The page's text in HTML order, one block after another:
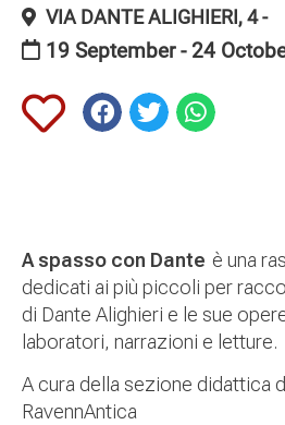
VIA DANTE ALIGHIERI, 4 -
19 September - 24
A spasso con Dante è una
dedicati ai più piccoli per
di Dante Alighieri e le sue
laboratori, narrazioni e letture.
A cura della sezione didattica
RavennAntica